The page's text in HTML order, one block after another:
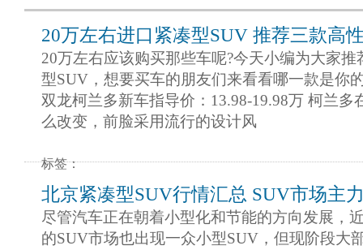
20万左右进口紧凑型SUV 推荐三款高
20万左右应该购买那些车呢?今天小编为大家推
型SUV，想要买车的朋友们来看看哪一款是你
双龙柯兰多新车指导价：13.98-19.98万 柯兰多
么改变，前脸采用流行的设计风
标签：
北京紧凑型SUV行情汇总 SUV市场主
尽管汽车正在朝着小型化和节能的方向发展，
的SUV市场也出现一众小型SUV，但现阶段大